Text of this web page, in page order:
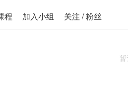
程 加入小组 关注 / 粉丝